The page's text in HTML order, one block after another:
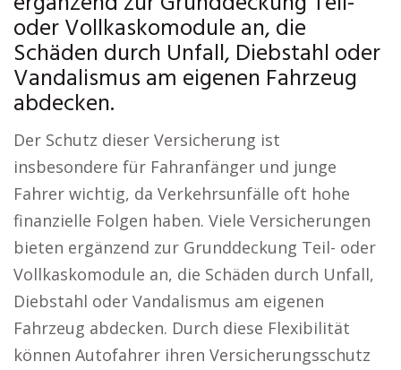
oder Vollkaskomodule an, die
Schäden durch Unfall, Diebstahl oder
Vandalismus am eigenen Fahrzeug
abdecken.
Der Schutz dieser Versicherung ist
insbesondere für Fahranfänger und junge
Fahrer wichtig, da Verkehrsunfälle oft hohe
finanzielle Folgen haben. Viele Versicherungen
bieten ergänzend zur Grunddeckung Teil- oder
Vollkaskomodule an, die Schäden durch Unfall,
Diebstahl oder Vandalismus am eigenen
Fahrzeug abdecken. Durch diese Flexibilität
können Autofahrer ihren Versicherungsschutz